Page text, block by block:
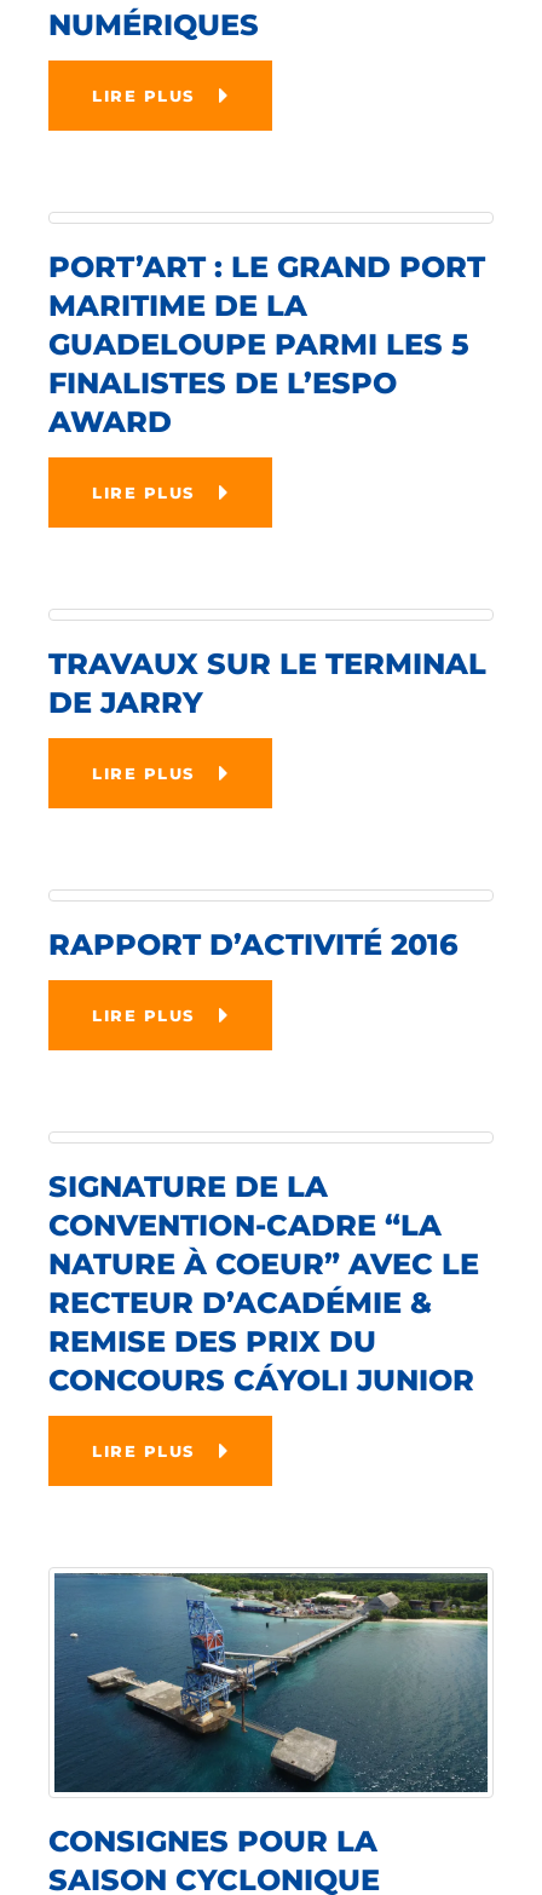
NUMÉRIQUES
LIRE PLUS
PORT’ART : LE GRAND PORT
MARITIME DE LA
GUADELOUPE PARMI LES 5
FINALISTES DE L’ESPO
AWARD
LIRE PLUS
TRAVAUX SUR LE TERMINAL
DE JARRY
LIRE PLUS
RAPPORT D’ACTIVITÉ 2016
LIRE PLUS
SIGNATURE DE LA
CONVENTION-CADRE “LA
NATURE À COEUR” AVEC LE
RECTEUR D’ACADÉMIE &
REMISE DES PRIX DU
CONCOURS CÁYOLI JUNIOR
LIRE PLUS
CONSIGNES POUR LA
SAISON CYCLONIQUE